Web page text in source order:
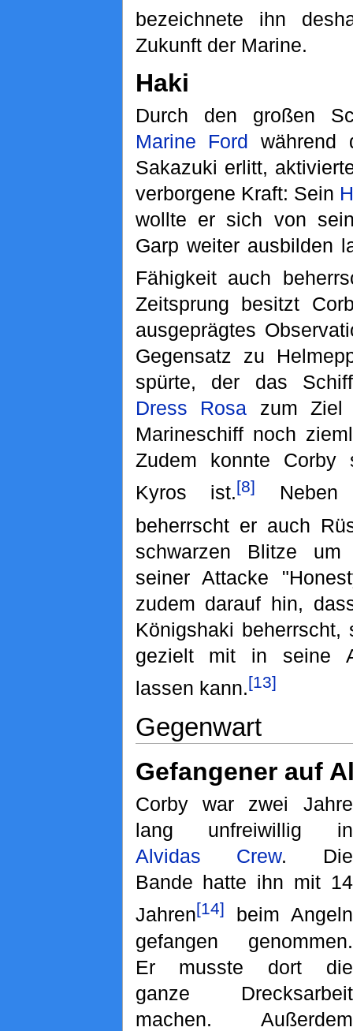
bezeichnete ihn
Zukunft der Marine.
Haki
Durch den großen
Marine Ford während
Sakazuki erlitt,
verborgene Kraft: Sein
wollte er sich von
Garp weiter ausbilden
Fähigkeit auch
Zeitsprung besitzt
ausgeprägtes
Gegensatz zu
spürte, der das
Dress Rosa zum Ziel
Marineschiff noch
Zudem konnte Corby
Kyros ist.[8]
Neben
beherrscht er auch
schwarzen Blitze
seiner Attacke
zudem darauf hin,
Königshaki beherrscht,
gezielt mit in seine
lassen kann.[13]
Gegenwart
Gefangener auf
Corby war zwei Jahre
lang unfreiwillig in
Alvidas Crew. Die
Bande hatte ihn mit 14
Jahren[14]
beim Angeln
gefangen genommen.
Er musste dort die
ganze Drecksarbeit
machen. Außerdem